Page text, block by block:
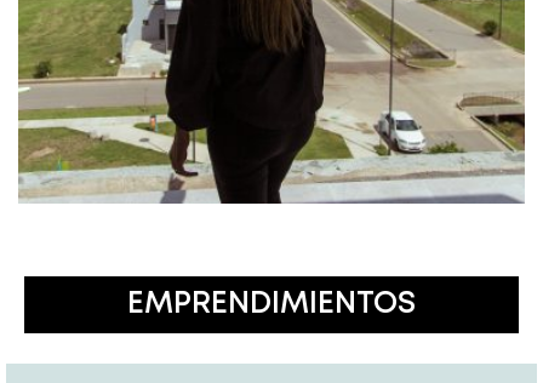
EMPRENDIMIENTOS